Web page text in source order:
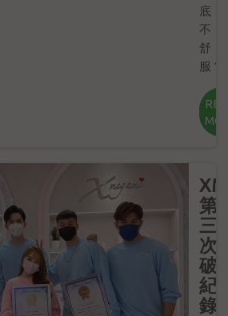
底
不
舒
服？
第
三
次
破
紀
錄